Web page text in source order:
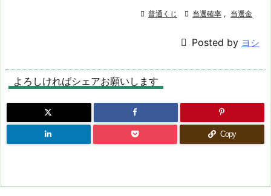
 普通くじ  当選確率 , 当選金
 Posted by ヨシ
よろしければシェアお願いします
Copy